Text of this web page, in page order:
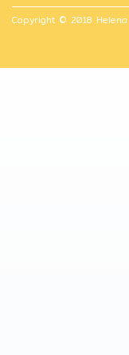
Copyright © 2018